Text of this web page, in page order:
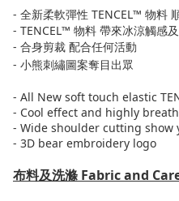
- 全新柔軟彈性 TENCEL™ 物料
- TENCEL™ 物料 帶來冰涼觸感
- 合身剪裁 配合任何活動
- 小熊刺繡圖案奪目出眾
- All New soft touch elastic
- Cool effect and highly
- Wide shoulder cutting show
- 3D bear embroidery logo
布料及洗滌 Fabric and